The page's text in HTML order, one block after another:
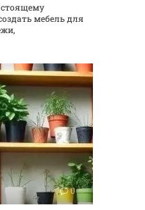
мебель для
0